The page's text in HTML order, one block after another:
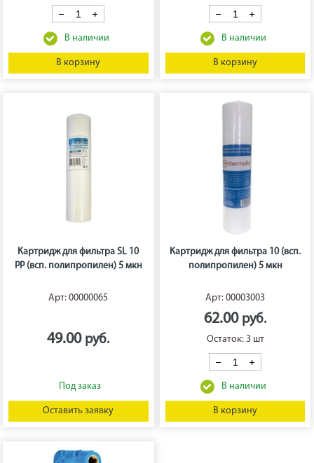
В корзину В корзину
Картридж для фильтра SL 10
PP (всп. полипропилен) 5 мкн
Арт: 00000065
49.00
Оставить заявку
Картридж для фильтра 10 (всп.
полипропилен) 5 мкн
Арт: 00003003
62.00
Остаток: 3 шт
В корзину